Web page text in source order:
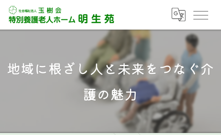
地域に根ざし人と未来をつなぐ介
護の魅力